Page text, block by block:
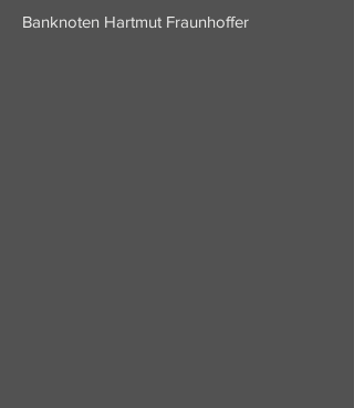
Banknoten Hartmut Fraunhoffer